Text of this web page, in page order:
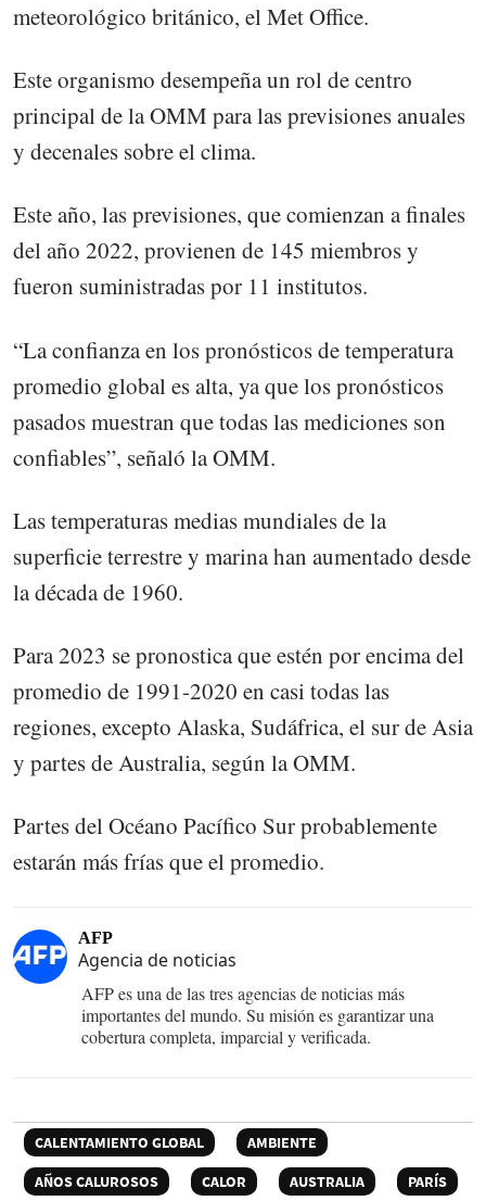
meteorológico británico, el Met Office.
Este organismo desempeña un rol de centro
principal de la OMM para las previsiones anuales
y decenales sobre el clima.
Este año, las previsiones, que comienzan a finales
del año 2022, provienen de 145 miembros y
fueron suministradas por 11 institutos.
“La confianza en los pronósticos de temperatura
promedio global es alta, ya que los pronósticos
pasados muestran que todas las mediciones son
confiables”, señaló la OMM.
Las temperaturas medias mundiales de la
superficie terrestre y marina han aumentado desde
la década de 1960.
Para 2023 se pronostica que estén por encima del
promedio de 1991-2020 en casi todas las
regiones, excepto Alaska, Sudáfrica, el sur de Asia
y partes de Australia, según la OMM.
Partes del Océano Pacífico Sur probablemente
estarán más frías que el promedio.
AFP
Agencia de noticias
AFP es una de las tres agencias de noticias más
importantes del mundo. Su misión es garantizar una
cobertura completa, imparcial y verificada.
CALENTAMIENTO GLOBAL
AMBIENTE
AÑOS CALUROSOS
CALOR AUSTRALIA
PARÍS